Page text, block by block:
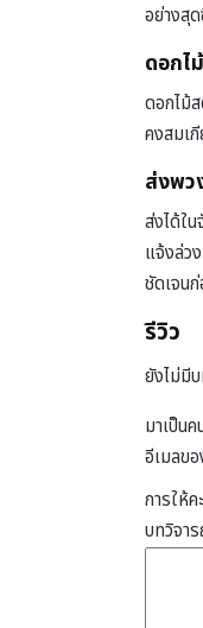
อย่างสุ
ดอกไ
ดอกไม้
คงสมเ
ส่งพว
ส่งได้ใ
แจ้งล่ว
ชัดเจนก่
รีวิว
ยังไม่มี
มาเป็น
อีเมลข
การให้
บทวิจา